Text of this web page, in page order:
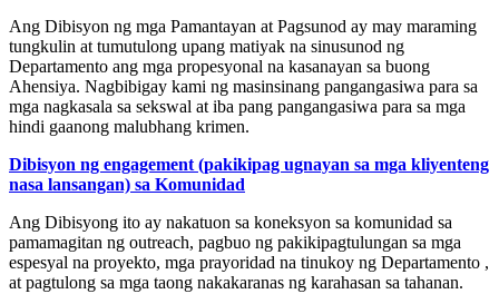
Ang Dibisyon ng mga Pamantayan at Pagsunod ay may maraming
tungkulin at tumutulong upang matiyak na sinusunod ng
Departamento ang mga propesyonal na kasanayan sa buong
Ahensiya. Nagbibigay kami ng masinsinang pangangasiwa para sa
mga nagkasala sa sekswal at iba pang pangangasiwa para sa mga
hindi gaanong malubhang krimen.
Dibisyon ng engagement (pakikipag ugnayan sa mga kliyenteng
nasa lansangan) sa Komunidad
Ang Dibisyong ito ay nakatuon sa koneksyon sa komunidad sa
pamamagitan ng outreach, pagbuo ng pakikipagtulungan sa mga
espesyal na proyekto, mga prayoridad na tinukoy ng Departamento ,
at pagtulong sa mga taong nakakaranas ng karahasan sa tahanan.